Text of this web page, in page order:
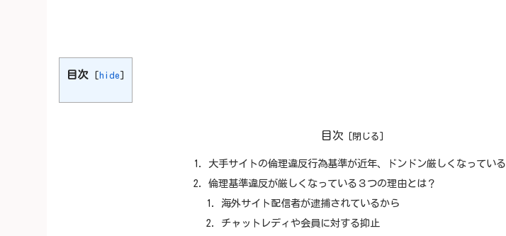
目次 [hide]
目次
大手サイトの倫理違反行為基準が近年、ドンドン厳しくなっている
倫理基準違反が厳しくなっている３つの理由とは？
海外サイト配信者が逮捕されているから
チャットレディや会員に対する抑止